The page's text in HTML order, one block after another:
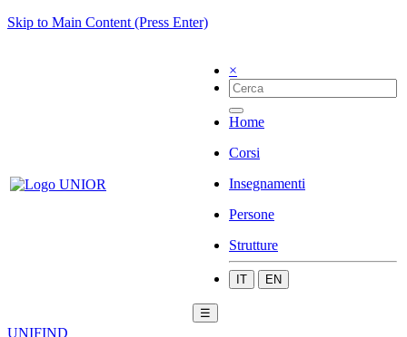
Skip to Main Content (Press Enter)
×
Home
Corsi
Insegnamenti
Persone
Strutture
IT EN
☰
UNIFIND